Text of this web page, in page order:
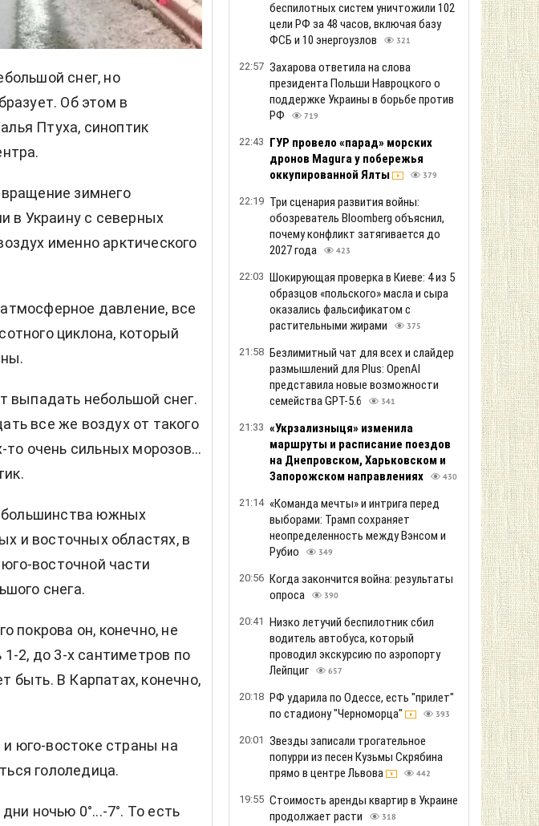
снег, но
Об этом в
Птуха, синоптик
зимнего
в Украину с северных
именно арктического
давление, все
циклона, который
выпадать небольшой снег.
все же воздух от такого
то очень сильных морозов...
большинства южных
и восточных областях, в
восточной части
снега.
покрова он, конечно, не
2, до 3-х сантиметров по
быть. В Карпатах, конечно,
и юго-востоке страны на
гололедица.
ночью 0°...-7°. То есть
беспилотных систем уничтожили 102
цели РФ за 48 часов, включая базу
ФСБ и 10 энергоузлов
321
22:57 Захарова ответила на слова
президента Польши Навроцкого о
поддержке Украины в борьбе против
РФ
719
22:43 ГУР провело «парад» морских
дронов Magura у побережья
оккупированной Ялты
379
22:19 Три сценария развития войны:
обозреватель Bloomberg объяснил,
почему конфликт затягивается до
2027 года
423
22:03 Шокирующая проверка в Киеве: 4 из 5
образцов «польского» масла и сыра
оказались фальсификатом с
растительными жирами
375
21:58 Безлимитный чат для всех и слайдер
размышлений для Plus: OpenAI
представила новые возможности
семейства GPT-5.6
341
21:33 «Укрзализныця» изменила
маршруты и расписание поездов
на Днепровском, Харьковском и
Запорожском направлениях
430
21:14 «Команда мечты» и интрига перед
выборами: Трамп сохраняет
неопределенность между Вэнсом и
Рубио
349
20:56 Когда закончится война: результаты
опроса
390
20:41 Низко летучий беспилотник сбил
водитель автобуса, который
проводил экскурсию по аэропорту
Лейпциг
657
20:18 РФ ударила по Одессе, есть "прилет"
по стадиону "Черноморца"
393
20:01 Звезды записали трогательное
попурри из песен Кузьмы Скрябина
прямо в центре Львова
442
19:55 Стоимость аренды квартир в Украине
продолжает расти
318